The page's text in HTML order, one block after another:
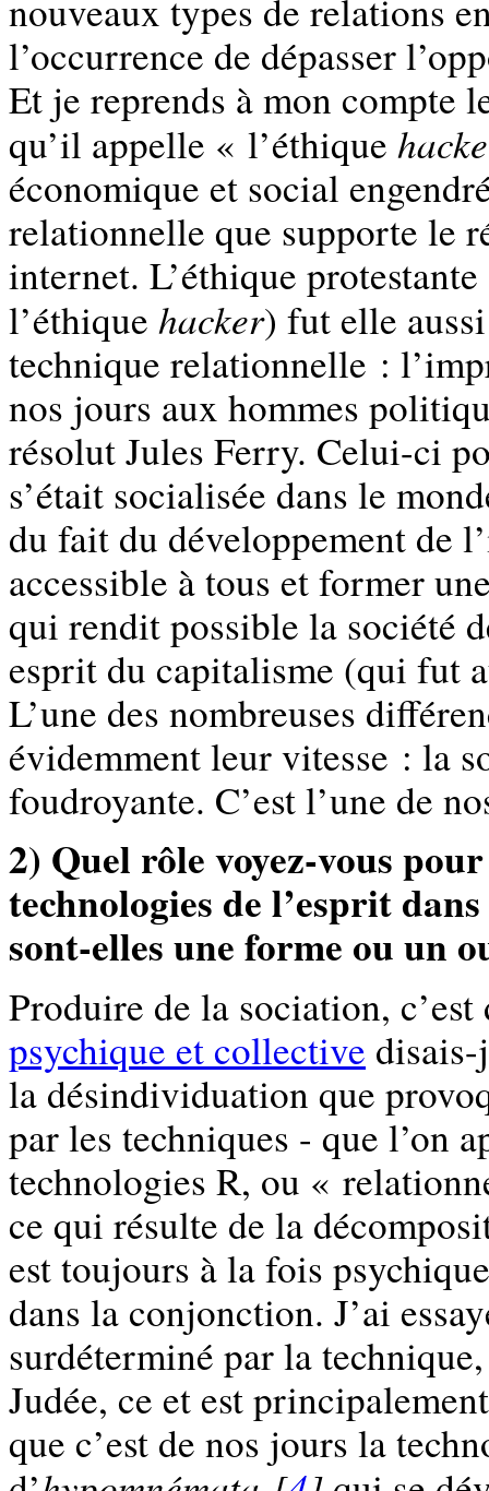
nouveaux types de relations
l’occurrence de dépasser
Et je reprends à mon compte
qu’il appelle « l’éthique
économique et social
relationnelle que supporte le
internet. L’éthique
l’éthique hacker) fut elle
technique relationnelle :
nos jours aux hommes
résolut Jules Ferry. Celui-ci
s’était socialisée dans le
du fait du développement de
accessible à tous et former
qui rendit possible la société
esprit du capitalisme (qui fut
L’une des nombreuses
évidemment leur vitesse : la
foudroyante. C’est l’une de
2) Quel rôle voyez-vous
technologies de l’esprit
sont-elles une forme ou un
Produire de la sociation, c’est
psychique et collective
la désindividuation que
par les techniques - que l’on
technologies R, ou «
ce qui résulte de la
est toujours à la fois
dans la conjonction. J’ai
surdéterminé par la
Judée, ce et est
que c’est de nos jours la